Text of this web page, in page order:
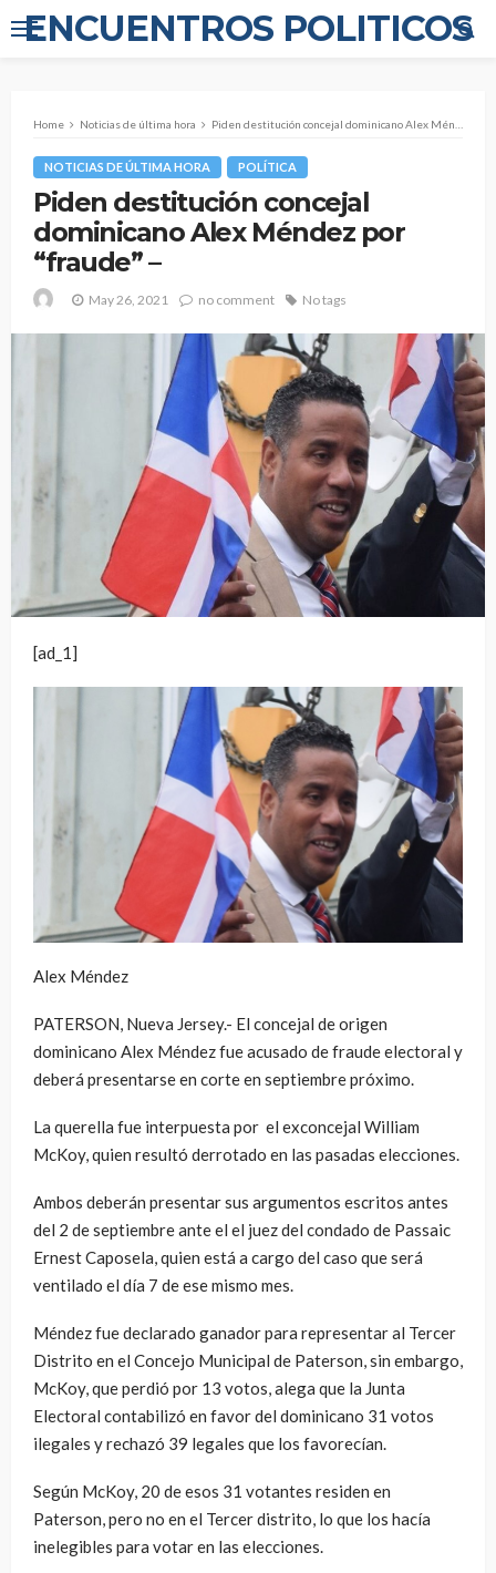
ENCUENTROS POLITICOS
Home Noticias de última hora Piden destitución concejal dominicano Alex Méndez por “fraude” –
NOTICIAS DE ÚLTIMA HORA POLÍTICA
Piden destitución concejal
dominicano Alex Méndez por
“fraude” –
May 26, 2021 no comment No tags
[ad_1]
Alex Méndez
PATERSON, Nueva Jersey.- El concejal de origen
dominicano Alex Méndez fue acusado de fraude electoral y
deberá presentarse en corte en septiembre próximo.
La querella fue interpuesta por el exconcejal William
McKoy, quien resultó derrotado en las pasadas elecciones.
Ambos deberán presentar sus argumentos escritos antes
del 2 de septiembre ante el el juez del condado de Passaic
Ernest Caposela, quien está a cargo del caso que será
ventilado el día 7 de ese mismo mes.
Méndez fue declarado ganador para representar al Tercer
Distrito en el Concejo Municipal de Paterson, sin embargo,
McKoy, que perdió por 13 votos, alega que la Junta
Electoral contabilizó en favor del dominicano 31 votos
ilegales y rechazó 39 legales que los favorecían.
Según McKoy, 20 de esos 31 votantes residen en
Paterson, pero no en el Tercer distrito, lo que los hacía
inelegibles para votar en las elecciones.